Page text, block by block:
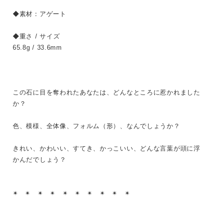
◆素材：アゲート
◆重さ / サイズ
65.8g / 33.6mm
この石に目を奪われたあなたは、どんなところに惹かれました
か？
色、模様、全体像、フォルム（形）、なんでしょうか？
きれい、かわいい、すてき、かっこいい、どんな言葉が頭に浮
かんだでしょう？
✴︎ ✴︎ ✴︎ ✴︎ ✴︎ ✴︎ ✴︎ ✴︎ ✴︎ ✴︎